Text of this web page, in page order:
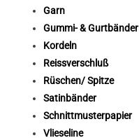
Garn
Gummi- & Gurtbänder
Kordeln
Reissverschluß
Rüschen/ Spitze
Satinbänder
Schnittmusterpapier
Vlieseline